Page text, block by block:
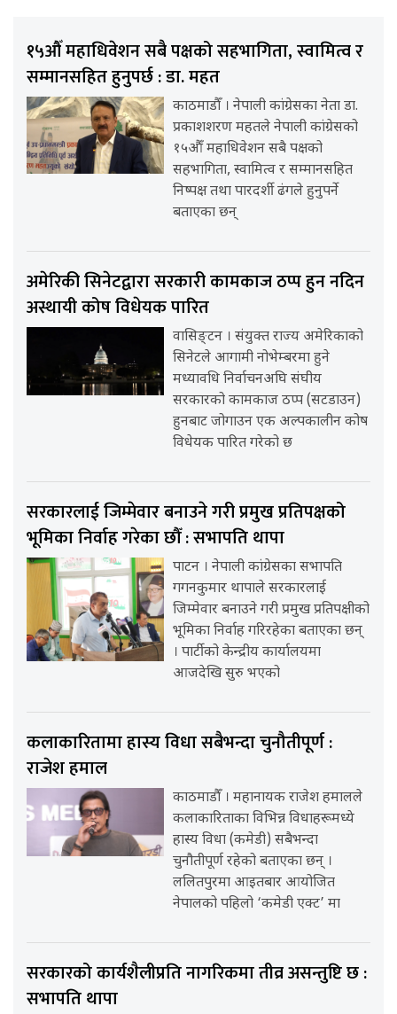
१५औँ महाधिवेशन सबै पक्षको सहभागिता, स्वामित्व र
सम्मानसहित हुनुपर्छ : डा. महत
काठमाडौँ । नेपाली कांग्रेसका नेता डा.
प्रकाशशरण महतले नेपाली कांग्रेसको
१५औँ महाधिवेशन सबै पक्षको
सहभागिता, स्वामित्व र सम्मानसहित
निष्पक्ष तथा पारदर्शी ढंगले हुनुपर्ने
बताएका छन्
अमेरिकी सिनेटद्वारा सरकारी कामकाज ठप्प हुन नदिन
अस्थायी कोष विधेयक पारित
वासिङ्टन । संयुक्त राज्य अमेरिकाको
सिनेटले आगामी नोभेम्बरमा हुने
मध्यावधि निर्वाचनअघि संघीय
सरकारको कामकाज ठप्प (सटडाउन)
हुनबाट जोगाउन एक अल्पकालीन कोष
विधेयक पारित गरेको छ
सरकारलाई जिम्मेवार बनाउने गरी प्रमुख प्रतिपक्षको
भूमिका निर्वाह गरेका छौँ : सभापति थापा
पाटन । नेपाली कांग्रेसका सभापति
गगनकुमार थापाले सरकारलाई
जिम्मेवार बनाउने गरी प्रमुख प्रतिपक्षीको
भूमिका निर्वाह गरिरहेका बताएका छन्
। पार्टीको केन्द्रीय कार्यालयमा
आजदेखि सुरु भएको
कलाकारितामा हास्य विधा सबैभन्दा चुनौतीपूर्ण :
राजेश हमाल
काठमाडौँ । महानायक राजेश हमालले
कलाकारिताका विभिन्न विधाहरूमध्ये
हास्य विधा (कमेडी) सबैभन्दा
चुनौतीपूर्ण रहेको बताएका छन् ।
ललितपुरमा आइतबार आयोजित
नेपालको पहिलो ‘कमेडी एक्ट’ मा
सरकारको कार्यशैलीप्रति नागरिकमा तीव्र असन्तुष्टि छ :
सभापति थापा